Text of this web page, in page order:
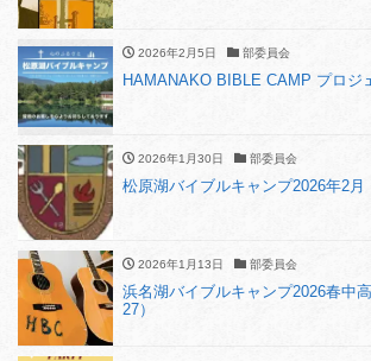
2026年2月5日 部委員会
HAMANAKO BIBLE CAMP プロジ
2026年1月30日 部委員会
松原湖バイブルキャンプ2026年2月
2026年1月13日 部委員会
浜名湖バイブルキャンプ2026春中
27）